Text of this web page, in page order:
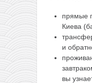
прямые
Киева
и
вы